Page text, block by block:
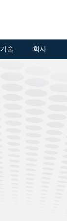
기술 회사